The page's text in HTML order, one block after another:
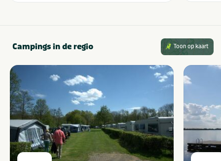
Campings in de regio Toon op kaart